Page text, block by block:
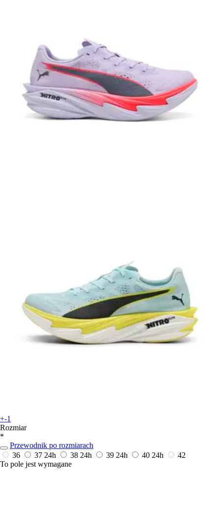
+-1
Rozmiar
*
Przewodnik po rozmiarach
36
37 24h 38 24h 39 24h 40 24h
42
To pole jest wymagane